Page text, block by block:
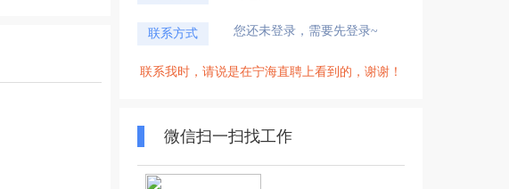
联系方式 您还未登录，需要先登录~
联系我时，请说是在宁海直聘上看到的，谢谢！
微信扫一扫找工作